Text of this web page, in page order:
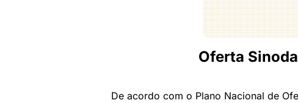
Oferta
De acordo com o Plano Nacional de